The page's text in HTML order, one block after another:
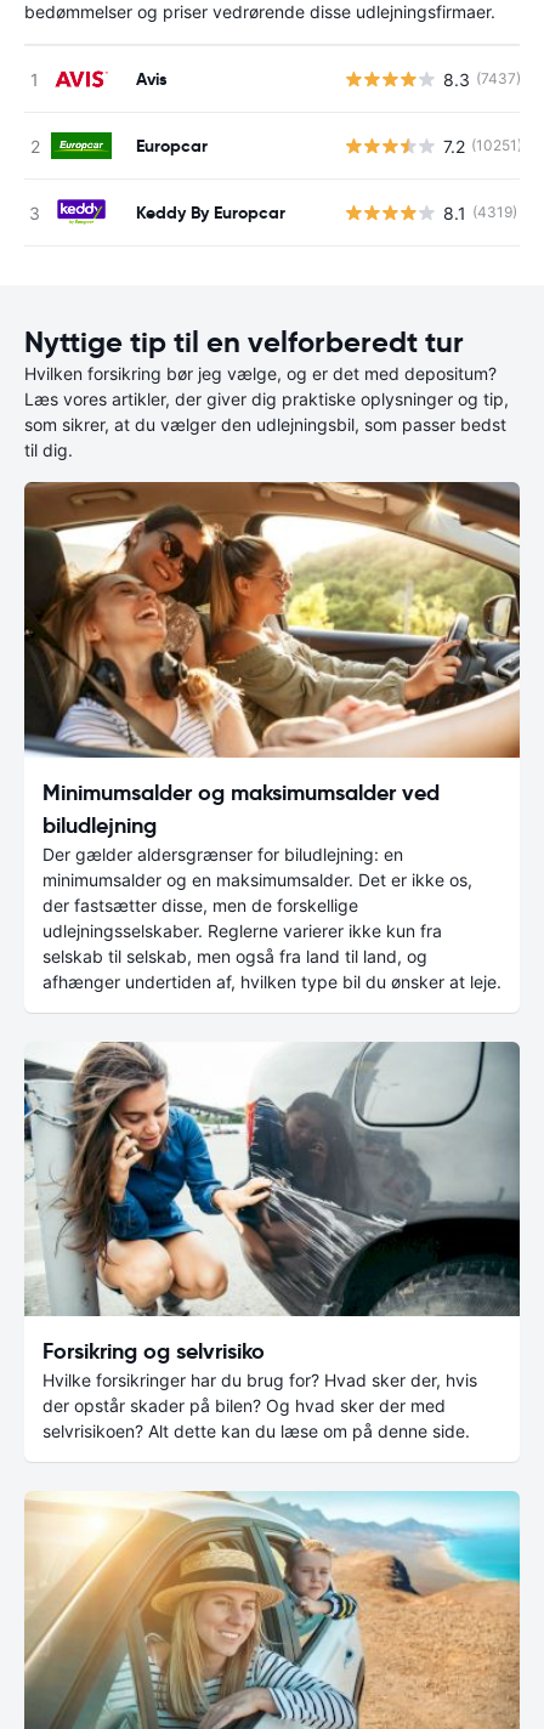
bedømmelser og priser vedrørende disse udlejningsfirmaer.
Avis 8.3 (7437)
Europcar 7.2 (10251)
Keddy By Europcar 8.1 (4319)
Nyttige tip til en velforberedt tur
Hvilken forsikring bør jeg vælge, og er det med depositum?
Læs vores artikler, der giver dig praktiske oplysninger og tip,
som sikrer, at du vælger den udlejningsbil, som passer bedst
til dig.
Minimumsalder og maksimumsalder ved
biludlejning
Der gælder aldersgrænser for biludlejning: en
minimumsalder og en maksimumsalder. Det er ikke os,
der fastsætter disse, men de forskellige
udlejningsselskaber. Reglerne varierer ikke kun fra
selskab til selskab, men også fra land til land, og
afhænger undertiden af, hvilken type bil du ønsker at leje.
Forsikring og selvrisiko
Hvilke forsikringer har du brug for? Hvad sker der, hvis
der opstår skader på bilen? Og hvad sker der med
selvrisikoen? Alt dette kan du læse om på denne side.